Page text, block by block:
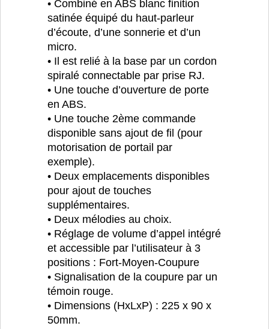
• Combiné en ABS blanc finition
satinée équipé du haut-parleur
d’écoute, d’une sonnerie et d’un
micro.
• Il est relié à la base par un cordon
spiralé connectable par prise RJ.
• Une touche d’ouverture de porte
en ABS.
• Une touche 2ème commande
disponible sans ajout de fil (pour
motorisation de portail par
exemple).
• Deux emplacements disponibles
pour ajout de touches
supplémentaires.
• Deux mélodies au choix.
• Réglage de volume d’appel intégré
et accessible par l’utilisateur à 3
positions : Fort-Moyen-Coupure
• Signalisation de la coupure par un
témoin rouge.
• Dimensions (HxLxP) : 225 x 90 x
50mm.